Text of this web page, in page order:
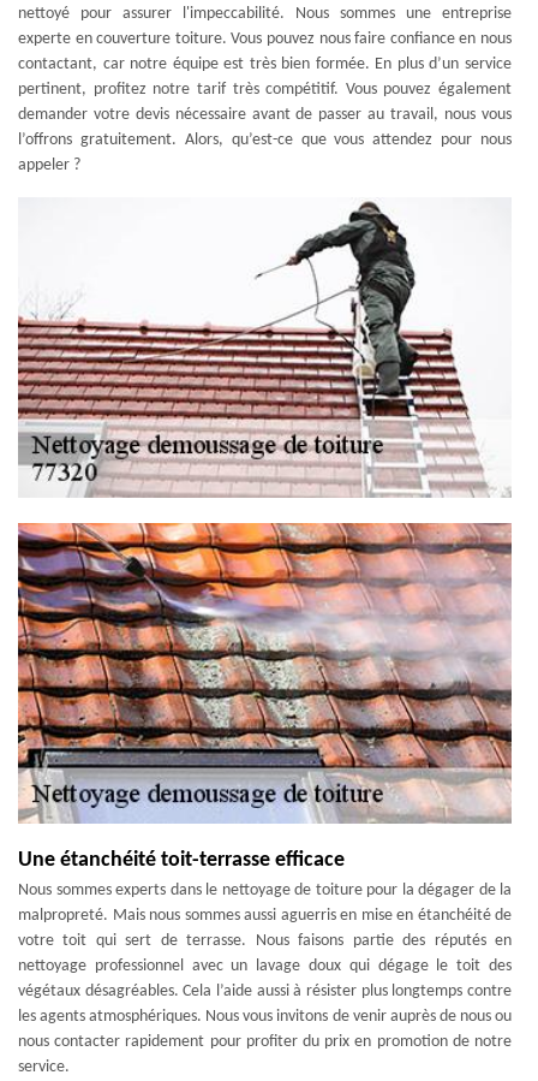
nettoyé pour assurer l'impeccabilité. Nous sommes une entreprise
experte en couverture toiture. Vous pouvez nous faire confiance en nous
contactant, car notre équipe est très bien formée. En plus d’un service
pertinent, profitez notre tarif très compétitif. Vous pouvez également
demander votre devis nécessaire avant de passer au travail, nous vous
l’offrons gratuitement. Alors, qu’est-ce que vous attendez pour nous
appeler ?
Une étanchéité toit-terrasse efficace
Nous sommes experts dans le nettoyage de toiture pour la dégager de la
malpropreté. Mais nous sommes aussi aguerris en mise en étanchéité de
votre toit qui sert de terrasse. Nous faisons partie des réputés en
nettoyage professionnel avec un lavage doux qui dégage le toit des
végétaux désagréables. Cela l’aide aussi à résister plus longtemps contre
les agents atmosphériques. Nous vous invitons de venir auprès de nous ou
nous contacter rapidement pour profiter du prix en promotion de notre
service.